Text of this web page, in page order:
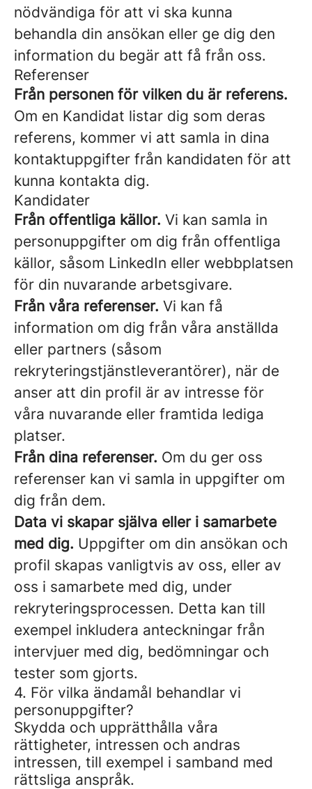
nödvändiga för att vi ska kunna
behandla din ansökan eller ge dig den
information du begär att få från oss.
Referenser
Från personen för vilken du är referens.
Om en Kandidat listar dig som deras
referens, kommer vi att samla in dina
kontaktuppgifter från kandidaten för att
kunna kontakta dig.
Kandidater
Från offentliga källor. Vi kan samla in
personuppgifter om dig från offentliga
källor, såsom LinkedIn eller webbplatsen
för din nuvarande arbetsgivare.
Från våra referenser. Vi kan få
information om dig från våra anställda
eller partners (såsom
rekryteringstjänstleverantörer), när de
anser att din profil är av intresse för
våra nuvarande eller framtida lediga
platser.
Från dina referenser. Om du ger oss
referenser kan vi samla in uppgifter om
dig från dem.
Data vi skapar själva eller i samarbete
med dig. Uppgifter om din ansökan och
profil skapas vanligtvis av oss, eller av
oss i samarbete med dig, under
rekryteringsprocessen. Detta kan till
exempel inkludera anteckningar från
intervjuer med dig, bedömningar och
tester som gjorts.
4. För vilka ändamål behandlar vi
personuppgifter?
Skydda och upprätthålla våra
rättigheter, intressen och andras
intressen, till exempel i samband med
rättsliga anspråk.